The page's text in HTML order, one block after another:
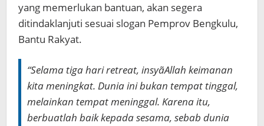
yang memerlukan bantuan, akan segera
ditindaklanjuti sesuai slogan Pemprov Bengkulu,
Bantu Rakyat.
“Selama tiga hari retreat, insyãAllah keimanan
kita meningkat. Dunia ini bukan tempat tinggal,
melainkan tempat meninggal. Karena itu,
berbuatlah baik kepada sesama, sebab dunia